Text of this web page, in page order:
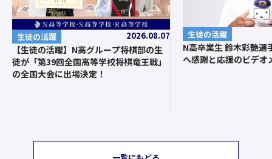
生徒の活躍 2026.08.07
【生徒の活躍】N高グループ将棋部の生
徒が「第39回全国高等学校将棋竜王戦」
の全国大会に出場決定！
生徒の活躍
N高卒業生 鈴木彩艶選
へ感謝と応援のビデオ